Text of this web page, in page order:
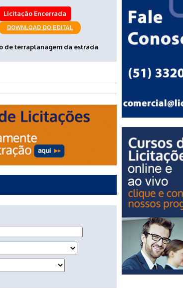
Licitação Encerrada
de terraplanagem da estrada